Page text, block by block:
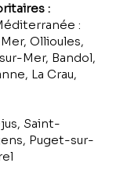
:
:
Ollioules,
Mer, Bandol,
La Crau,
Saint-
Puget-sur-